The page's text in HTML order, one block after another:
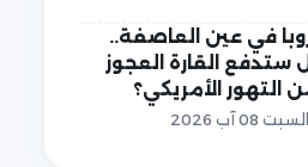
في عين العاصفة..
ستدفع القارة العجوز
التهور الأمريكي؟
السبت 08 آب 2026